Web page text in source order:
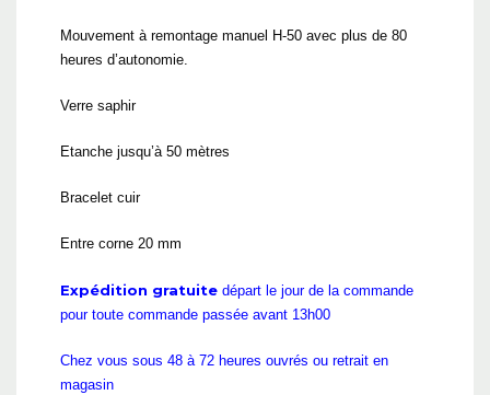
Mouvement à remontage manuel H-50 avec plus de 80
heures d’autonomie.
Verre saphir
Etanche jusqu’à 50 mètres
Bracelet cuir
Entre corne 20 mm
Expédition gratuite départ le jour de la commande
pour toute commande passée avant 13h00
Chez vous sous 48 à 72 heures ouvrés ou retrait en
magasin